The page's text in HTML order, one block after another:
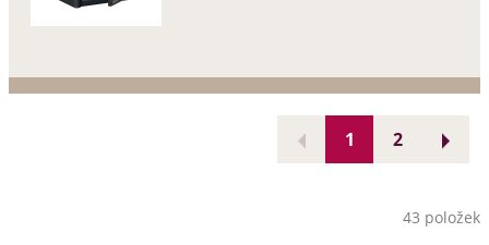
1 2
43 položek